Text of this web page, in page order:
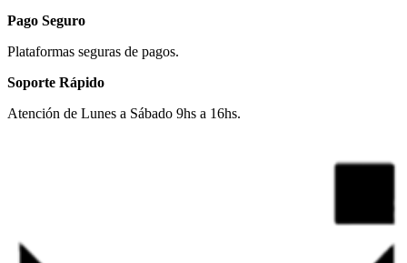
Pago Seguro
Plataformas seguras de pagos.
Soporte Rápido
Atención de Lunes a Sábado 9hs a 16hs.